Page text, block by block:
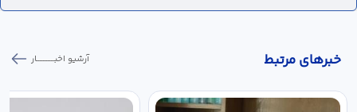
خبر‌های مرتبط آرشیو اخبـــــــــــار